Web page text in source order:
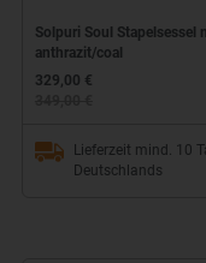
Solpuri Soul Stapelsessel
anthrazit/coal
329,00 €
Lieferzeit mind. 10
Deutschlands